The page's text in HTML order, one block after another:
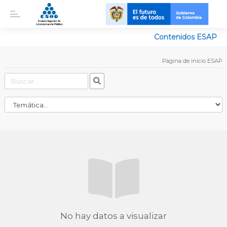
Contenidos ESAP
Página de inicio ESAP
No hay datos a visualizar